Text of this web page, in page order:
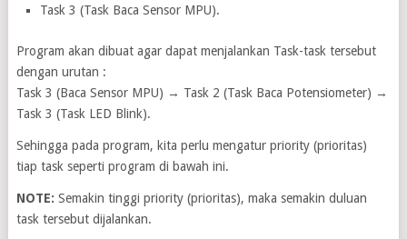
Task 3 (Task Baca Sensor MPU).
Program akan dibuat agar dapat menjalankan Task-task tersebut
dengan urutan :
Task 3 (Baca Sensor MPU) → Task 2 (Task Baca Potensiometer) →
Task 3 (Task LED Blink).
Sehingga pada program, kita perlu mengatur priority (prioritas)
tiap task seperti program di bawah ini.
NOTE: Semakin tinggi priority (prioritas), maka semakin duluan
task tersebut dijalankan.